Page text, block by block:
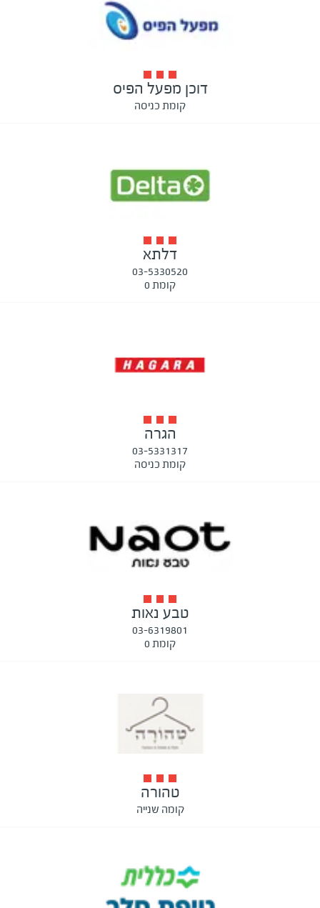
דוכן מפעל הפיס
קומת כניסה
דלתא
03-5330520
קומת 0
הגרה
03-5331317
קומת כניסה
טבע נאות
03-6319801
קומת 0
טהורה
קומה שנייה